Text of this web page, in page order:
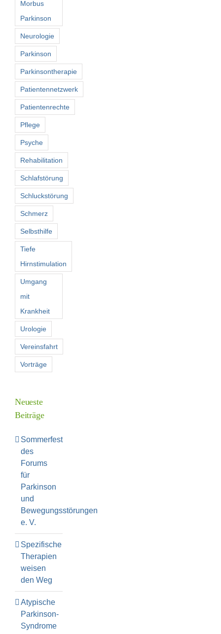
Morbus
Parkinson
Neurologie
Parkinson
Parkinsontherapie
Patientennetzwerk
Patientenrechte
Pflege
Psyche
Rehabilitation
Schlafstörung
Schluckstörung
Schmerz
Selbsthilfe
Tiefe
Hirnstimulation
Umgang
mit
Krankheit
Urologie
Vereinsfahrt
Vorträge
Neueste
Beiträge
Sommerfest
des
Forums
für
Parkinson
und
Bewegungsstörungen
e. V.
Spezifische
Therapien
weisen
den Weg
Atypische
Parkinson-
Syndrome